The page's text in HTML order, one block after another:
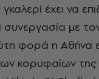
έχει να
με
φορά η Αθήνα
κορυφαίων